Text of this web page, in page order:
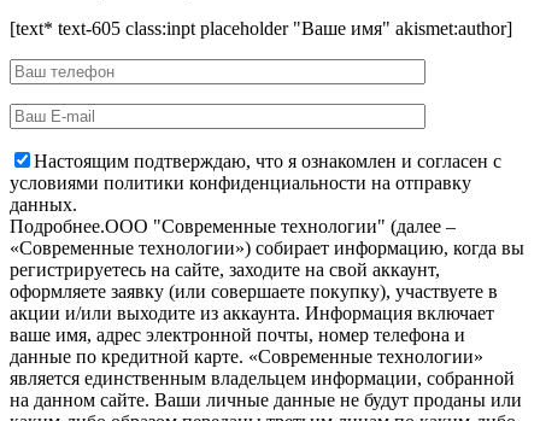
[text* text-605 class:inpt placeholder "Ваше имя" akismet:author]
Настоящим подтверждаю, что я ознакомлен и согласен с
условиями политики конфиденциальности на отправку
данных.
Подробнее.OOO "Современные технологии" (далее –
«Современные технологии») собирает информацию, когда вы
регистрируетесь на сайте, заходите на свой аккаунт,
оформляете заявку (или совершаете покупку), участвуете в
акции и/или выходите из аккаунта. Информация включает
ваше имя, адрес электронной почты, номер телефона и
данные по кредитной карте. «Современные технологии»
является единственным владельцем информации, собранной
на данном сайте. Ваши личные данные не будут проданы или